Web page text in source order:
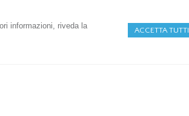
informazioni, riveda la
ACCETTA TUTTI